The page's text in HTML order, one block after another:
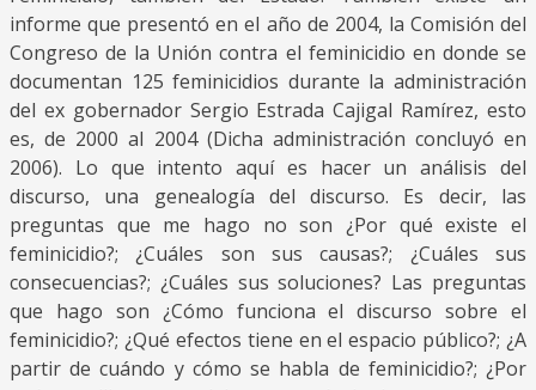
informe que presentó en el año de 2004, la Comisión del
Congreso de la Unión contra el feminicidio en donde se
documentan 125 feminicidios durante la administración
del ex gobernador Sergio Estrada Cajigal Ramírez, esto
es, de 2000 al 2004 (Dicha administración concluyó en
2006). Lo que intento aquí es hacer un análisis del
discurso, una genealogía del discurso. Es decir, las
preguntas que me hago no son ¿Por qué existe el
feminicidio?; ¿Cuáles son sus causas?; ¿Cuáles sus
consecuencias?; ¿Cuáles sus soluciones? Las preguntas
que hago son ¿Cómo funciona el discurso sobre el
feminicidio?; ¿Qué efectos tiene en el espacio público?; ¿A
partir de cuándo y cómo se habla de feminicidio?; ¿Por